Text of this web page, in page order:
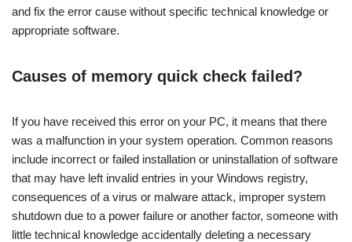
and fix the error cause without specific technical knowledge or
appropriate software.
Causes of memory quick check failed?
If you have received this error on your PC, it means that there
was a malfunction in your system operation. Common reasons
include incorrect or failed installation or uninstallation of software
that may have left invalid entries in your Windows registry,
consequences of a virus or malware attack, improper system
shutdown due to a power failure or another factor, someone with
little technical knowledge accidentally deleting a necessary